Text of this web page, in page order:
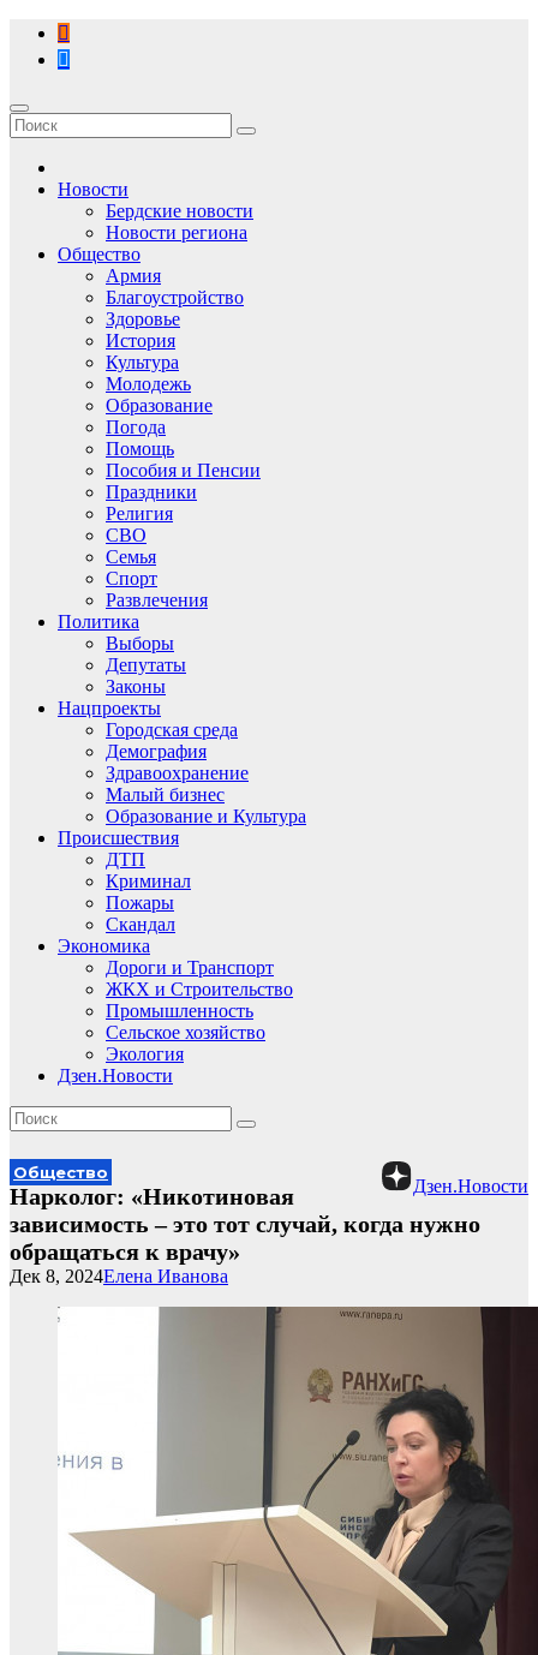
Перейти
содержимому
Новости
Бердские новости
Новости региона
Общество
Армия
Благоустройство
Здоровье
История
Культура
Молодежь
Образование
Погода
Помощь
Пособия и Пенсии
Праздники
Религия
СВО
Семья
Спорт
Развлечения
Политика
Выборы
Депутаты
Законы
Нацпроекты
Городская среда
Демография
Здравоохранение
Малый бизнес
Образование и Культура
Происшествия
ДТП
Криминал
Пожары
Скандал
Экономика
Дороги и Транспорт
ЖКХ и Строительство
Промышленность
Сельское хозяйство
Экология
Дзен.Новости
Дзен.Новости
Общество
Нарколог: «Никотиновая
зависимость – это тот случай, когда нужно
обращаться к врачу»
Елена Иванова
Дек 8, 2024